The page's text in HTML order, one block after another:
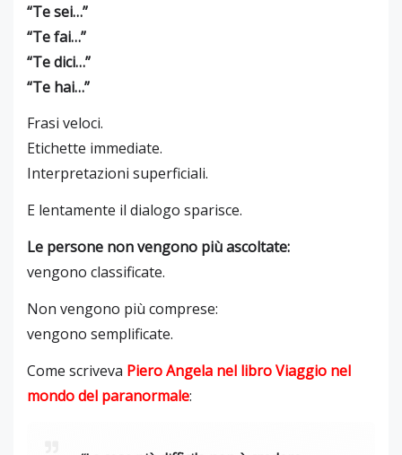
“Te sei…”
“Te fai…”
“Te dici…”
“Te hai…”
Frasi veloci.
Etichette immediate.
Interpretazioni superficiali.
E lentamente il dialogo sparisce.
Le persone non vengono più ascoltate:
vengono classificate.
Non vengono più comprese:
vengono semplificate.
Come scriveva Piero Angela nel libroViaggio nel
mondo del paranormale: